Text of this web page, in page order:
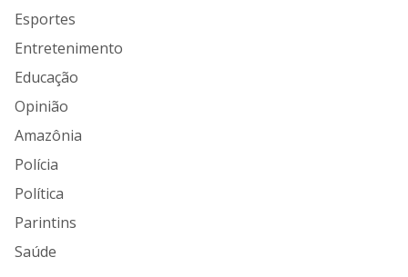
Esportes
Entretenimento
Educação
Opinião
Amazônia
Polícia
Política
Parintins
Saúde